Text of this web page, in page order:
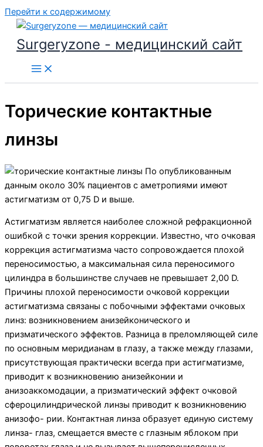
Перейти к содержимому
Surgeryzone - медицинский сайт
Торические контактные
линзы
По опубликованным
данным около 30% пациентов с аме­тропиями имеют
астигматизм от 0,75 D и выше.
Астигматизм является наиболее сложной рефракционной
ошибкой с точки зрения коррекции. Известно, что очковая
коррекция астигматизма часто сопровождается плохой
пере­носимостью, а максимальная сила переносимого
цилиндра в большинстве случаев не превышает 2,00 D.
Причины плохой переносимости очковой коррекции
астигматизма связаны с побочными эффектами очковых
линз: возникновением анизейконического и
призматического эффектов. Разница в пре­ломляющей силе
по основным меридианам в глазу, а также между глазами,
присутствующая практически всегда при астигматизме,
приводит к возникновению анизейконии и
анизоаккомодации, а призматический эффект очковой
сферо­цилиндрической линзы приводит к возникновению
анизофо- рии. Контактная линза образует единую систему
линза- глаз, смещается вместе с глазным яблоком при